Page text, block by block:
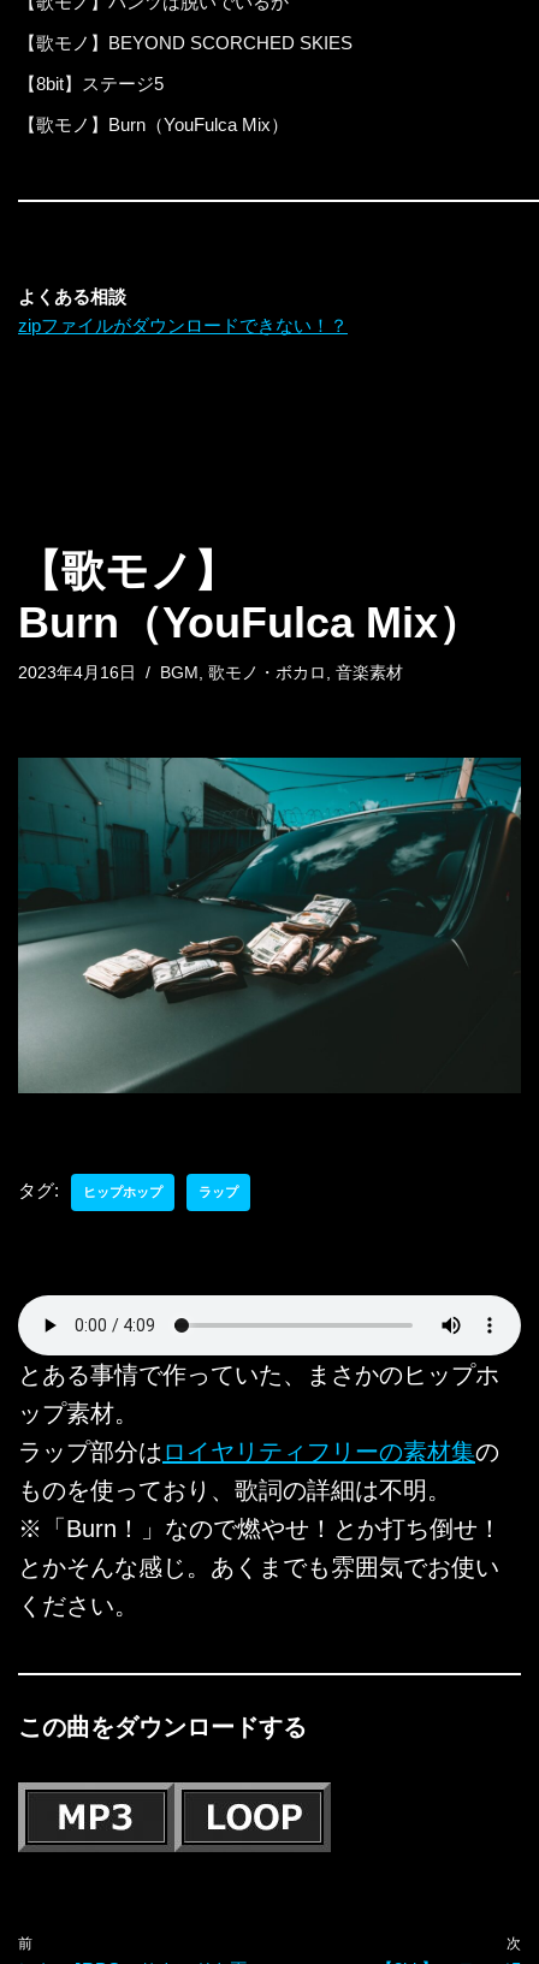
【歌モノ】BEYOND SCORCHED SKIES
【8bit】ステージ5
【歌モノ】Burn（YouFulca Mix）
よくある相談
zipファイルがダウンロードできない！？
【歌モノ】
Burn（YouFulca Mix）
2023年4月16日 BGM , 歌モノ・ボカロ , 音楽素材
タグ: ヒップホップ ラップ
とある事情で作っていた、まさかのヒップホ
ップ素材。
ラップ部分は ロイヤリティフリーの素材集の
ものを使っており、歌詞の詳細は不明。
※「Burn！」なので燃やせ！とか打ち倒せ！
とかそんな感じ。あくまでも雰囲気でお使い
ください。
この曲をダウンロードする
前 次